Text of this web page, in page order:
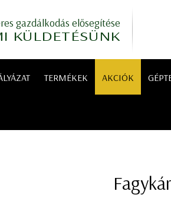
gazdálkodás elősegítése
KÜLDETÉSÜNK
TERMÉKEK AKCIÓK